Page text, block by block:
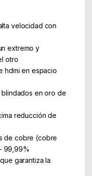
velocidad con
extremo y
otro
hdmi en espacio
en oro de
reducción de
de cobre (cobre
99,99%
garantiza la